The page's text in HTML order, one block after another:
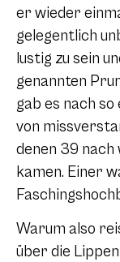
er wieder
gelegentlich
lustig zu sein
genannten
gab es nach
von
denen 39
kamen. Einer
Warum also
über die